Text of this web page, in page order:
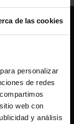
de las cookies
personalizar
de redes
web con
y análisis
linnaosa,